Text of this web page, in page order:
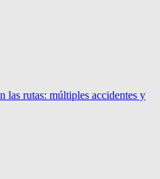
las rutas: múltiples accidentes y